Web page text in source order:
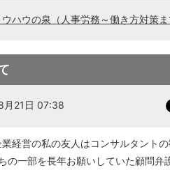
ハウの泉（人事労務～働き方対策ま
月21日 07:38
経営の私の友人はコンサルタント
の一部を長年お願いしていた顧問弁